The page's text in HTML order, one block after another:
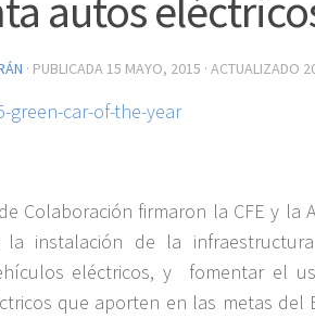
· PUBLICADA 15 MAYO, 2015 · ACTUALIZADO
Colaboración firmaron la CFE y la
la instalación de la
eléctricos, y fomentar el
que aporten en las metas del